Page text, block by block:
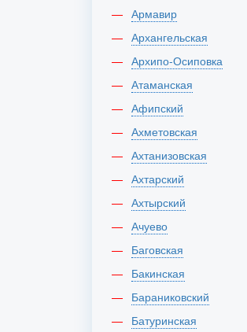
Армавир
Архангельская
Архипо-Осиповка
Атаманская
Афипский
Ахметовская
Ахтанизовская
Ахтарский
Ахтырский
Ачуево
Баговская
Бакинская
Бараниковский
Батуринская